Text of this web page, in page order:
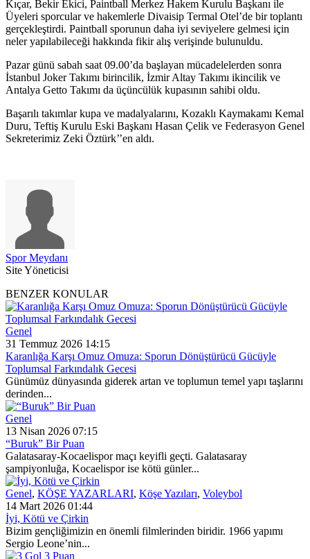
Kıçar, Bekir Ekici, Paintball Merkez Hakem Kurulu Başkanı ile
Üyeleri sporcular ve hakemlerle Divaisip Termal Otel’de bir toplantı
gerçekleştirdi. Paintball sporunun daha iyi seviyelere gelmesi için
neler yapılabileceği hakkında fikir alış verişinde bulunuldu.
Pazar günü sabah saat 09.00’da başlayan mücadelelerden sonra
İstanbul Joker Takımı birincilik, İzmir Altay Takımı ikincilik ve
Antalya Getto Takımı da üçüncülük kupasının sahibi oldu.
Başarılı takımlar kupa ve madalyalarını, Kozaklı Kaymakamı Kemal
Duru, Teftiş Kurulu Eski Başkanı Hasan Çelik ve Federasyon Genel
Sekreterimiz Zeki Öztürk’’en aldı.
Spor Meydanı
Site Yöneticisi
BENZER KONULAR
Genel
31 Temmuz 2026 14:15
Karanlığa Karşı Omuz Omuza: Sporun Dönüştürücü Gücüyle
Toplumsal Farkındalık Gecesi
Günümüz dünyasında giderek artan ve toplumun temel yapı taşlarını
derinden...
Genel
13 Nisan 2026 07:15
“Buruk” Bir Puan
Galatasaray-Kocaelispor maçı keyifli geçti. Galatasaray
şampiyonluğa, Kocaelispor ise kötü günler...
Genel, KÖŞE YAZARLARI, Köşe Yazıları, Voleybol
14 Mart 2026 01:44
İyi, Kötü ve Çirkin
Bizim gençliğimizin en önemli filmlerinden biridir. 1966 yapımı
Sergio Leone’nin...